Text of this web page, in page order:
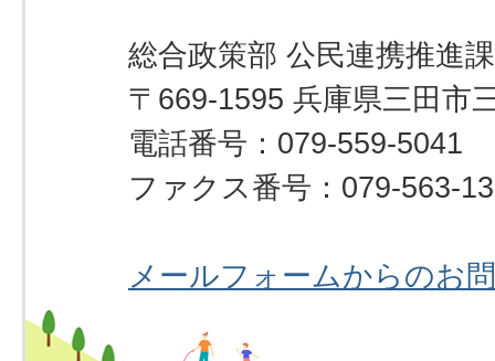
総合政策部 公民連携推進課
〒669-1595 兵庫県三田市
電話番号：079-559-5041
ファクス番号：079-563-
メールフォームからのお